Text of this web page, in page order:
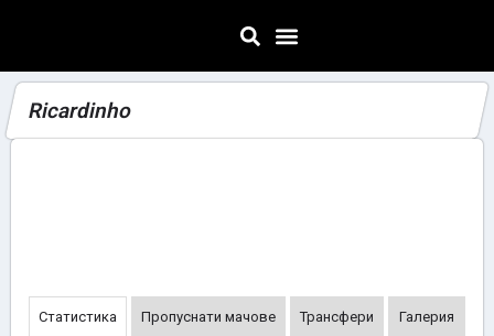
Ricardinho
Статистика Пропуснати мачове Трансфери Галерия